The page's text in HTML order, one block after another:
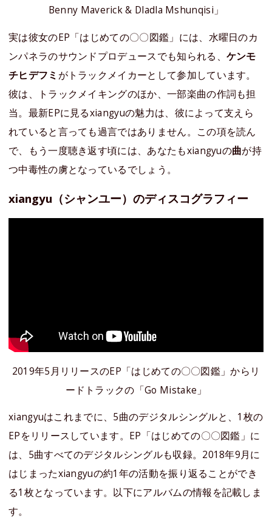
Benny Maverick & Dladla Mshunqisi」
実は彼女のEP「はじめての〇〇図鑑」には、水曜日のカ
ンパネラのサウンドプロデュースでも知られる、 ケンモ
チヒデフミ がトラックメイカーとして参加しています。
彼は、トラックメイキングのほか、一部楽曲の作詞も担
当。最新EPに見るxiangyuの魅力は、彼によって支えら
れていると言っても過言ではありません。この項を読ん
で、もう一度聴き返す頃には、あなたもxiangyuの曲が持
つ中毒性の虜となっているでしょう。
xiangyu（シャンユー）のディスコグラフィー
2019年5月リリースのEP「はじめての〇〇図鑑」からリ
ードトラックの「Go Mistake」
xiangyuはこれまでに、5曲のデジタルシングルと、1枚の
EPをリリースしています。EP「はじめての〇〇図鑑」に
は、5曲すべてのデジタルシングルも収録。2018年9月に
はじまったxiangyuの約1年の活動を振り返ることができ
る1枚となっています。以下にアルバムの情報を記載しま
す。